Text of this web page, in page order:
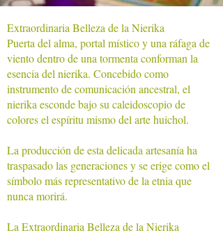
Extraordinaria Belleza de la Nierika
Puerta del alma, portal místico y una ráfaga de
viento dentro de una tormenta conforman la
esencia del nierika. Concebido como
instrumento de comunicación ancestral, el
nierika esconde bajo su caleidoscopio de
colores el espíritu mismo del arte huichol.
La producción de esta delicada artesanía ha
traspasado las generaciones y se erige como el
símbolo más representativo de la etnia que
nunca morirá.
La Extraordinaria Belleza de la Nierika